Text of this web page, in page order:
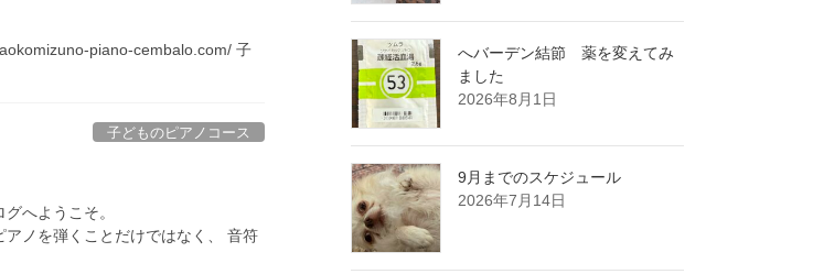
piano-cembalo.com/ 子
子どものピアノコース
へようこそ。
ノを弾くことだけではなく、 音符
へバーデン結節 薬を変えてみ
ました
2026年8月1日
9月までのスケジュール
2026年7月14日